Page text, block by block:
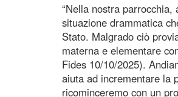
“Nella nostra
situazione drammatica
Stato. Malgrado ciò
materna e elementare
Fides 10/10/2025).
aiuta ad incrementare la
ricominceremo con un